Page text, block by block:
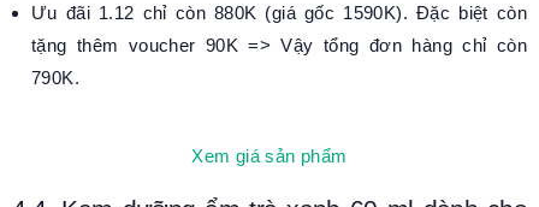
Ưu đãi 1.12 chỉ còn 880K (giá gốc 1590K). Đặc biệt còn
tặng thêm voucher 90K => Vậy tổng đơn hàng chỉ còn
790K.
Xem giá sản phẩm